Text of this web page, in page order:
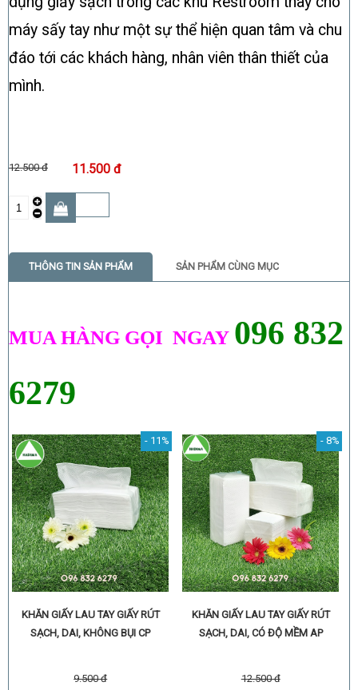
máy sấy tay như một sự thể hiện quan tâm và chu
đáo tới các khách hàng, nhân viên thân thiết của
mình.
12.500 đ 11.500 đ
THÔNG TIN SẢN PHẨM SẢN PHẨM CÙNG MỤC
MUA HÀNG GỌI NGAY 096 832
6279
- 11%
KHĂN GIẤY LAU TAY GIẤY RÚT
SẠCH, DAI, KHÔNG BỤI CP
9.500 đ
- 8%
KHĂN GIẤY LAU TAY GIẤY RÚT
SẠCH, DAI, CÓ ĐỘ MỀM AP
12.500 đ